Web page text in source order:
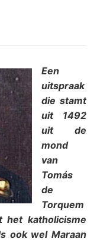
Een
uitspraak
die stamt
uit 1492
uit de
mond
van
Tomás
de
Torquem
het katholicisme
ook wel Maraan